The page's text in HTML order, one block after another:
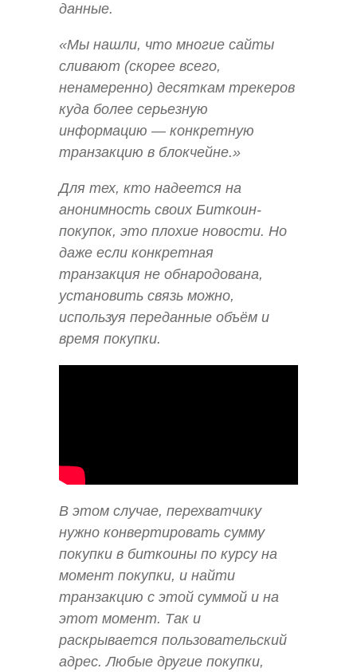
данные.
«Мы нашли, что многие сайты
сливают (скорее всего,
ненамеренно) десяткам трекеров
куда более серьезную
информацию — конкретную
транзакцию в блокчейне.»
Для тех, кто надеется на
анонимность своих Биткоин-
покупок, это плохие новости. Но
даже если конкретная
транзакция не обнародована,
установить связь можно,
используя переданные объём и
время покупки.
В этом случае, перехватчику
нужно конвертировать сумму
покупки в биткоины по курсу на
момент покупки, и найти
транзакцию с этой суммой и на
этот момент. Так и
раскрывается пользовательский
адрес. Любые другие покупки,